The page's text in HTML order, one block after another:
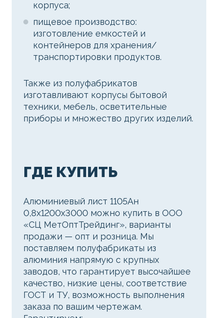
корпуса;
пищевое производство:
изготовление емкостей и
контейнеров для хранения/
транспортировки продуктов.
Также из полуфабрикатов
изготавливают корпусы бытовой
техники, мебель, осветительные
приборы и множество других изделий.
ГДЕ КУПИТЬ
Алюминиевый лист 1105Ан
0,8х1200х3000 можно купить в ООО
«СЦ МетОптТрейдинг», варианты
продажи — опт и розница. Мы
поставляем полуфабрикаты из
алюминия напрямую с крупных
заводов, что гарантирует высочайшее
качество, низкие цены, соответствие
ГОСТ и ТУ, возможность выполнения
заказа по вашим чертежам.